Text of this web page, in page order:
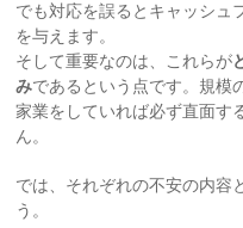
でも対応を誤るとキャッシュ
を与えます。
そして重要なのは、これらが
みであるという点です。規模
家業をしていれば必ず直面す
ん。
では、それぞれの不安の内容
う。